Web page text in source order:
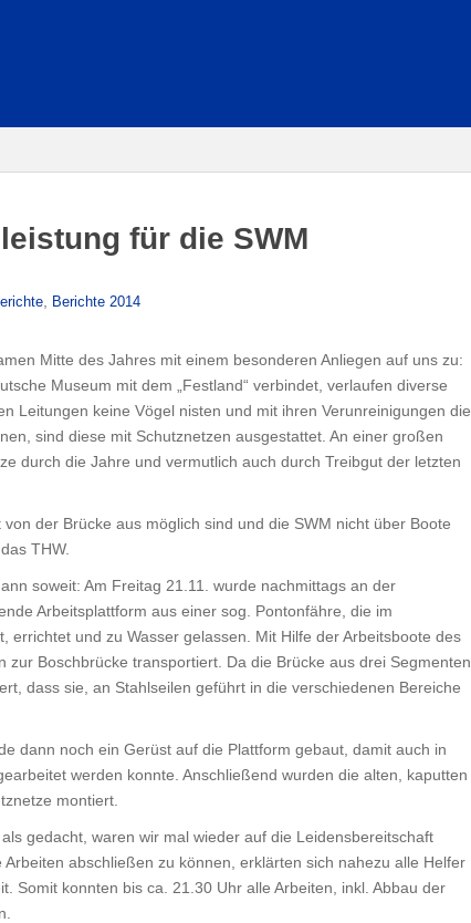
für die SWM
Berichte 2014
Mitte des Jahres mit einem besonderen Anliegen auf uns zu:
Museum mit dem „Festland“ verbindet, verlaufen diverse
Leitungen keine Vögel nisten und mit ihren Verunreinigungen die
sind diese mit Schutznetzen ausgestattet. An einer großen
durch die Jahre und vermutlich auch durch Treibgut der letzten
der Brücke aus möglich sind und die SWM nicht über Boote
THW.
soweit: Am Freitag 21.11. wurde nachmittags an der
Arbeitsplattform aus einer sog. Pontonfähre, die im
errichtet und zu Wasser gelassen. Mit Hilfe der Arbeitsboote des
zur Boschbrücke transportiert. Da die Brücke aus drei Segmenten
dass sie, an Stahlseilen geführt in die verschiedenen Bereiche
dann noch ein Gerüst auf die Plattform gebaut, damit auch in
werden konnte. Anschließend wurden die alten, kaputten
montiert.
gedacht, waren wir mal wieder auf die Leidensbereitschaft
abschließen zu können, erklärten sich nahezu alle Helfer
Somit konnten bis ca. 21.30 Uhr alle Arbeiten, inkl. Abbau der